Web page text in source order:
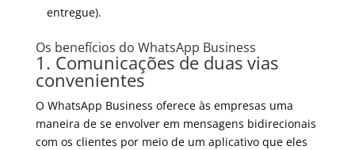
entregue).
Os benefícios do WhatsApp Business
1. Comunicações de duas vias
convenientes
O WhatsApp Business oferece às empresas uma
maneira de se envolver em mensagens bidirecionais
com os clientes por meio de um aplicativo que eles